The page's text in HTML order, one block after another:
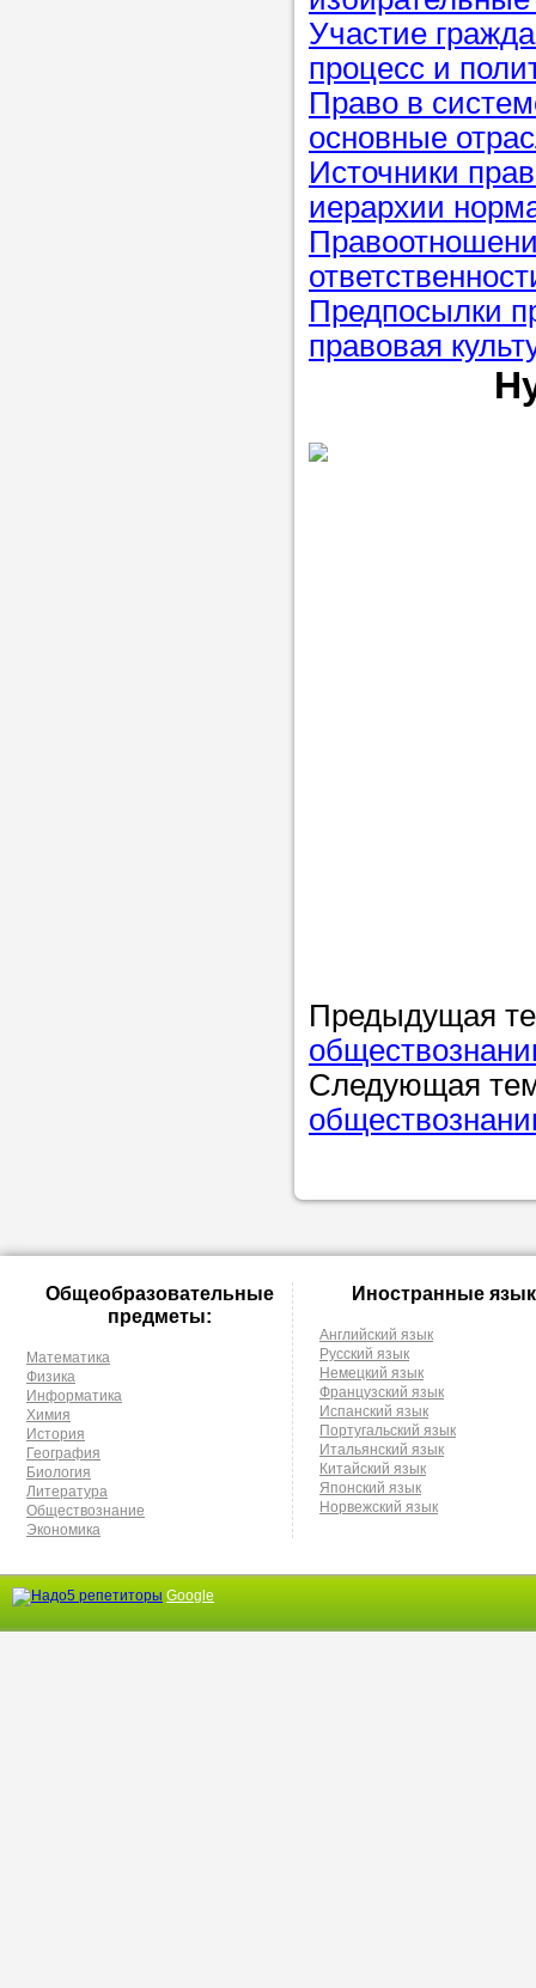
Участие
процесс и
Право в
основные
Источники
иерархии
Предпосылки
правовая
Предыдущая
Следующая
Общеобразовательные
предметы:
Математика
Физика
Информатика
Химия
История
География
Биология
Литература
Обществознание
Экономика
Иностранные
Английский язык
Русский язык
Немецкий язык
Французский язык
Испанский язык
Португальский язык
Итальянский язык
Китайский язык
Японский язык
Норвежский язык
Google